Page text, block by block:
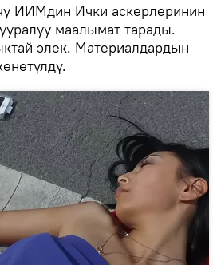
ИИМдин Ички аскерлеринин
маалымат тарады.
элек. Материалдардын